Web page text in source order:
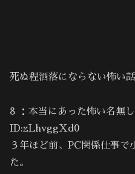
死ぬ程洒落にならない怖い
8 ：本当にあった怖い名無
ID:zLhvggXd0
３年ほど前、PC関係仕事で
た。